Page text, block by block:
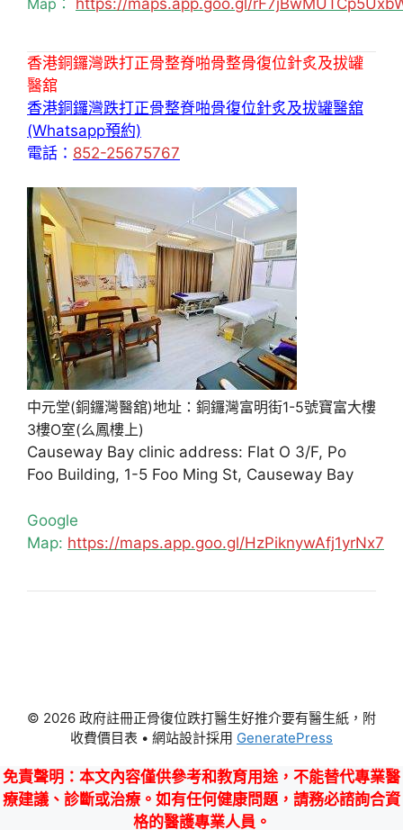
香港銅鑼灣跌打正骨整脊啪骨整骨復位針炙及拔罐
醫舘
香港銅鑼灣跌打正骨整脊啪骨復位針炙及拔罐醫舘
(Whatsapp預約)
電話： 852-25675767
中元堂(銅鑼灣醫舘)地址：銅鑼灣富明街1-5號寶富大樓
3樓O室(么鳳樓上)
Causeway Bay clinic address: Flat O 3/F, Po
Foo Building, 1-5 Foo Ming St, Causeway Bay
Google
Map: https://maps.app.goo.gl/HzPiknywAfj1yrNx7
© 2026 政府註冊正骨復位跌打醫生好推介要有醫生紙，附
收費價目表 • 網站設計採用 GeneratePress
免責聲明 ：本文內容僅供參考和教育用途，不能替代專業醫
療建議、診斷或治療。如有任何健康問題，請務必諮詢合資
格的醫護專業人員。